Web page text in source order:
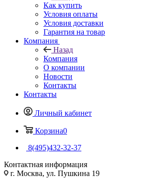
Как купить
Условия оплаты
Условия доставки
Гарантия на товар
Компания
Назад
Компания
О компании
Новости
Контакты
Контакты
Личный кабинет
Корзина0
8(495)432-32-37
Контактная информация
г. Москва, ул. Пушкина 19